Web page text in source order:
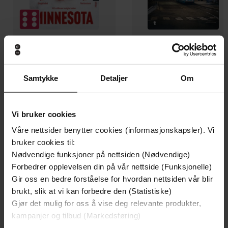
Samtykke Detaljer Om
Vi bruker cookies
Våre nettsider benytter cookies (informasjonskapsler). Vi
bruker cookies til:
Nødvendige funksjoner på nettsiden (Nødvendige)
Forbedrer opplevelsen din på vår nettside (Funksjonelle)
Gir oss en bedre forståelse for hvordan nettsiden vår blir
brukt, slik at vi kan forbedre den (Statistiske)
Gjør det mulig for oss å vise deg relevante produkter,
kampanjer og tilbud (Markedsføring)
Jo Nesbø
349,-
Jørn Lier Horst
Undertittel the warm and witty new novel from the
author of Irresponsible Adult
Forfattere Lucy Dillon(forfatter),Karen Cass
(innleser)
Forlag Hodder & Stoughton